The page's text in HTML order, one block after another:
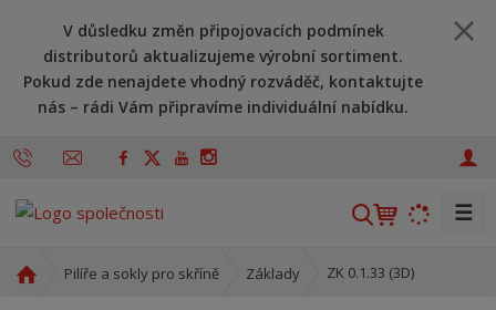
V důsledku změn připojovacích podmínek
distributorů aktualizujeme výrobní sortiment.
Pokud zde nenajdete vhodný rozváděč, kontaktujte
nás – rádi Vám připravíme individuální nabídku.
V
h
☰
Pilíře a sokly pro skříně Základy ZK 0.1.33 (3D)